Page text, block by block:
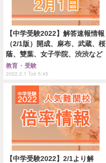
【中学受験2022】解答速報情報
（2/1版）開成、麻布、武蔵、桜
蔭、雙葉、女子学院、渋渋など
教育・受験
2022.2.1 Tue 5:45
【中学受験2022】2/1より解